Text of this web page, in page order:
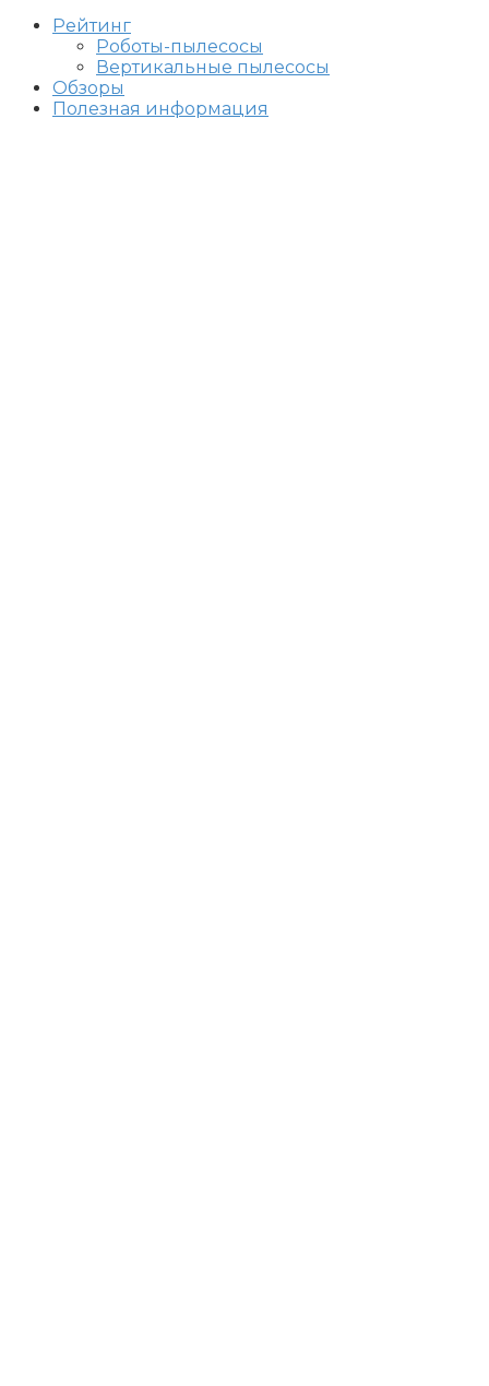
Рейтинг
Роботы-пылесосы
Вертикальные пылесосы
Обзоры
Полезная информация